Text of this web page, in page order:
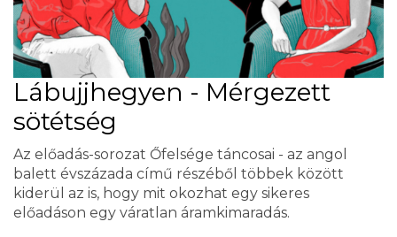
Lábujjhegyen - Mérgezett
sötétség
Az előadás-sorozat Őfelsége táncosai - az angol
balett évszázada című részéből többek között
kiderül az is, hogy mit okozhat egy sikeres
előadáson egy váratlan áramkimaradás.